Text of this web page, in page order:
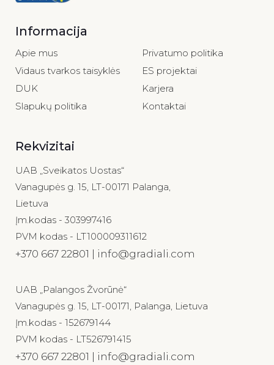
Informacija
Apie mus
Vidaus tvarkos taisyklės
DUK
Slapukų politika
Privatumo politika
ES projektai
Karjera
Kontaktai
Rekvizitai
UAB „Sveikatos Uostas“
Vanagupės g. 15, LT-00171 Palanga,
Lietuva
Įm.kodas - 303997416
PVM kodas - LT100009311612
+370 667 22801 | info@gradiali.com
UAB „Palangos Žvorūnė“
Vanagupės g. 15, LT-00171, Palanga, Lietuva
Įm.kodas - 152679144
PVM kodas - LT526791415
+370 667 22801 | info@gradiali.com